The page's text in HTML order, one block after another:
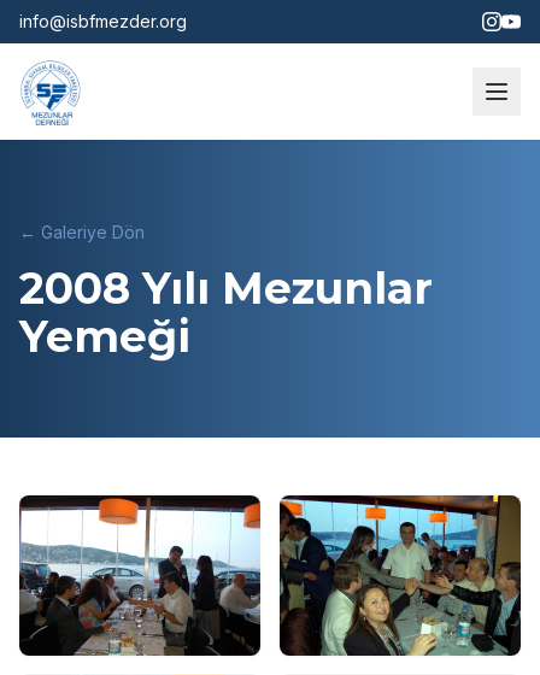
info@isbfmezder.org
← Galeriye Dön
2008 Yılı Mezunlar
Yemeği